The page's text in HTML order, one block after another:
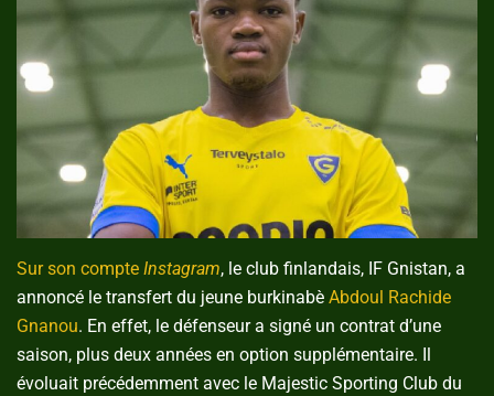
Sur son compte Instagram, le club finlandais, IF Gnistan, a
annoncé le transfert du jeune burkinabè Abdoul Rachide
Gnanou. En effet, le défenseur a signé un contrat d’une
saison, plus deux années en option supplémentaire. Il
évoluait précédemment avec le Majestic Sporting Club du